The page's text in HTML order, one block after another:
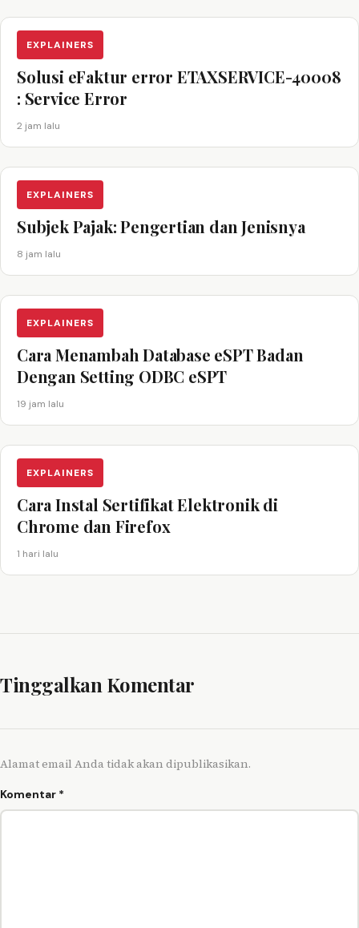
EXPLAINERS
Solusi eFaktur error ETAXSERVICE-40008
: Service Error
2 jam lalu
EXPLAINERS
Subjek Pajak: Pengertian dan Jenisnya
8 jam lalu
EXPLAINERS
Cara Menambah Database eSPT Badan
Dengan Setting ODBC eSPT
19 jam lalu
EXPLAINERS
Cara Instal Sertifikat Elektronik di
Chrome dan Firefox
1 hari lalu
Tinggalkan Komentar
Alamat email Anda tidak akan dipublikasikan.
Komentar *